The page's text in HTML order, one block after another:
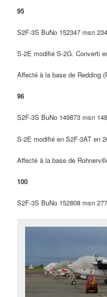
95
S2F-3S BuNo 152347 msn
S-2E modifié S-2G. Converti
Affecté à la base de Redding
96
S2F-3S BuNo 149873 msn
S-2E modifié en S2F-3AT en
Affecté à la base de
100
S2F-3S BuNo 152808 msn